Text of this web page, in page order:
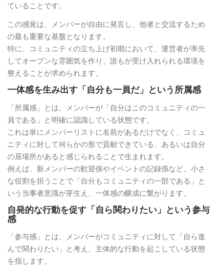
ていることです。
この感覚は、メンバーが自由に発言し、他者と交流するため
の最も重要な基盤となります。
特に、コミュニティの立ち上げ初期において、運営者が率先
してオープンな雰囲気を作り、誰もが受け入れられる環境を
整えることが求められます。
一体感を生み出す「自分も一員だ」という所属感
「所属感」とは、メンバーが「自分はこのコミュニティの一
員である」と明確に認識している状態です。
これは単にメンバーリストに名前があるだけでなく、コミュ
ニティに対して何らかの形で貢献できている、あるいは自分
の居場所があると感じられることで生まれます。
例えば、新メンバーの歓迎係やイベントの記録係など、小さ
な役割を担うことで「自分もコミュニティの一部である」と
いう当事者意識が芽生え、一体感の醸成に繋がります。
自発的な行動を促す「自ら関わりたい」という参与
感
「参与感」とは、メンバーがコミュニティに対して「自ら進
んで関わりたい」と考え、主体的な行動を起こしている状態
を指します。